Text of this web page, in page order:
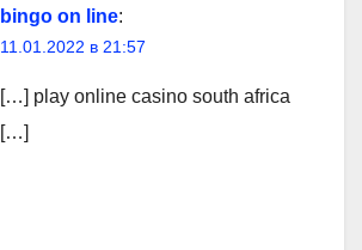
bingo on line:
11.01.2022 в 21:57
[…] play online casino south africa
[…]